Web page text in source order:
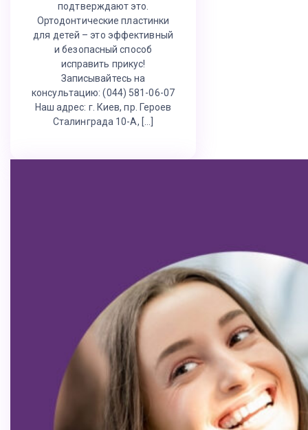
подтверждают это.
Ортодонтические пластинки
для детей – это эффективный
и безопасный способ
исправить прикус!
Записывайтесь на
консультацию: (044) 581-06-07
Наш адрес: г. Киев, пр. Героев
Сталинграда 10-А, […]